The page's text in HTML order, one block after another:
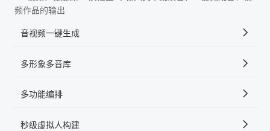
频作品的输出
音视频一键生成
多形象多音库
多功能编排
秒级虚拟人构建